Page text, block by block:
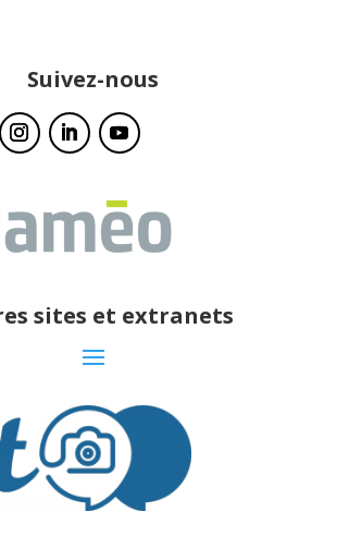
Suivez-nous
sites et extranets